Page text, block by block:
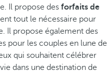
Il propose des forfaits de
tout le nécessaire pour
Il propose également des
pour les couples en lune de
qui souhaitent célébrer
dans une destination de